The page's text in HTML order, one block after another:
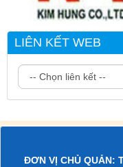
LIÊN KẾT WEB
ĐƠN VỊ CHỦ QUẢN: